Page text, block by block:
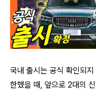
국내 출시는 공식 확인되
한했을 때, 앞으로 2대의